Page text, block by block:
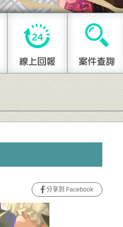
分享到 Facebook